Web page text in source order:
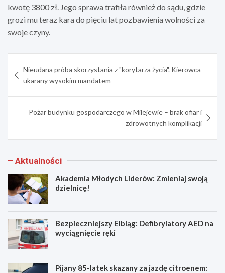
kwotę 3800 zł. Jego sprawa trafiła również do sądu, gdzie
grozi mu teraz kara do pięciu lat pozbawienia wolności za
swoje czyny.
wpisu
Nieudana próba skorzystania z "korytarza życia". Kierowca
ukarany wysokim mandatem
Pożar budynku gospodarczego w Milejewie – brak ofiar i
zdrowotnych komplikacji
Aktualności
Akademia Młodych Liderów: Zmieniaj swoją
dzielnicę!
Bezpieczniejszy Elbląg: Defibrylatory AED na
wyciągnięcie ręki
Pijany 85-latek skazany za jazdę citroenem: